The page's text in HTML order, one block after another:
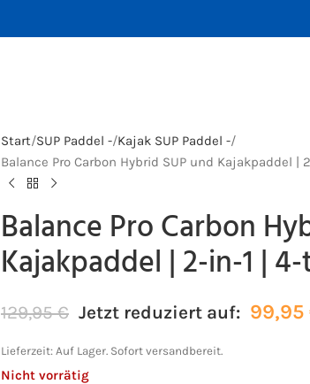
Start SUP Paddel - Kajak SUP Paddel -
Balance Pro Carbon Hybrid SUP und Kajakpaddel |
Balance Pro Carbon
Kajakpaddel | 2-in-1 |
129,95€ Jetzt reduziert auf: 99,95
Lieferzeit: Auf Lager. Sofort versandbereit.
Nicht vorrätig